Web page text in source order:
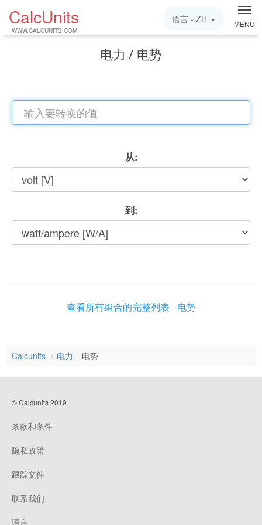
CalcUnits
WWW.CALCUNITS.COM
MENU
语言 - ZH
电力 / 电势
从:
到:
查看所有组合的完整列表 - 电势
Calcunits 电力 电势
© Calcunits 2019
条款和条件
隐私政策
跟踪文件
联系我们
语言